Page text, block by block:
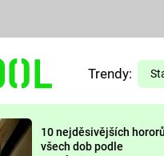
PREDÁTOR
Trendy:
10 nejděsivějších hororů
všech dob podle